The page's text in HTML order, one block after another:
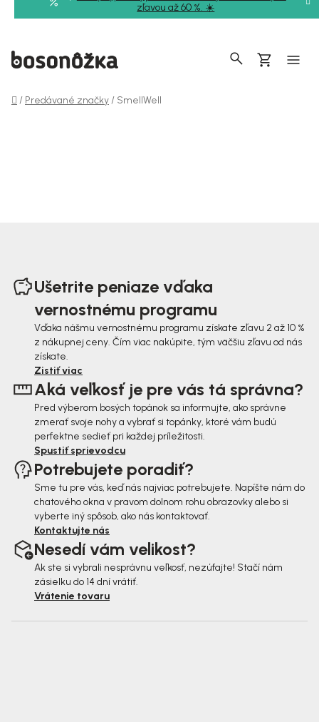
zľavou až 60 %. ☀️
Hľadať
Nákupný
košík
Domov
/ Predávané značky / SmellWell
Ušetrite peniaze vďaka
vernostnému programu
Vďaka nášmu vernostnému programu získate zľavu 2 až 10 %
z nákupnej ceny. Čím viac nakúpite, tým väčšiu zľavu od nás
získate.
Zistiť viac
Aká veľkosť je pre vás tá správna?
Pred výberom bosých topánok sa informujte, ako správne
zmerať svoje nohy a vybrať si topánky, ktoré vám budú
perfektne sedieť pri každej príležitosti.
Spustiť sprievodcu
Potrebujete poradiť?
Sme tu pre vás, keď nás najviac potrebujete. Napíšte nám do
chatového okna v pravom dolnom rohu obrazovky alebo si
vyberte iný spôsob, ako nás kontaktovať.
Kontaktujte nás
Nesedí vám velikost?
Ak ste si vybrali nesprávnu veľkosť, nezúfajte! Stačí nám
zásielku do 14 dní vrátiť.
Vrátenie tovaru